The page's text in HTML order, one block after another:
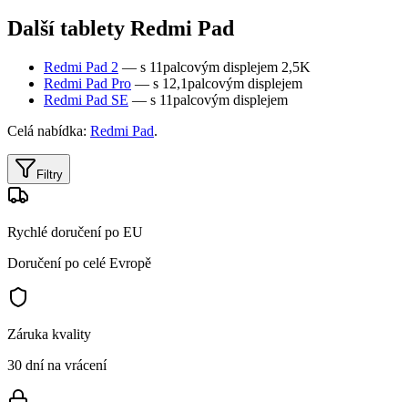
Další tablety Redmi Pad
Redmi Pad 2 — s 11palcovým displejem 2,5K
Redmi Pad Pro — s 12,1palcovým displejem
Redmi Pad SE — s 11palcovým displejem
Celá nabídka: Redmi Pad.
Filtry
Rychlé doručení po EU
Doručení po celé Evropě
Záruka kvality
30 dní na vrácení